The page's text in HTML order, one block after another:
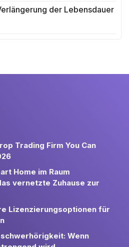
der Lebensdauer
Trading Firm You Can
Home im Raum
vernetzte Zuhause zur
Lizenzierungsoptionen für
Wenn